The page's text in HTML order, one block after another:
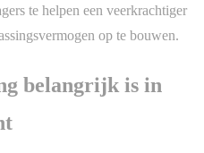
te helpen een veerkrachtiger
op te bouwen.
belangrijk is in